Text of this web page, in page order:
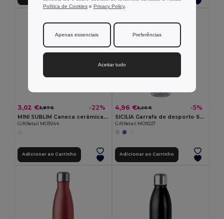
3,02 €3,87 € -22%
MINI SUBLIM Caneca cerâmica subl. 200 ml
GiftRetail MO9244
Adicionar ao Carrinho
4,96 €5,20 € -5%
SICILIA Garrafa de desporto 650ml
GiftRetail MO9227
Adicionar ao Carrinho
Política de Cookies e Privacy Policy.
Apenas essenciais Preferências
Aceitar tudo